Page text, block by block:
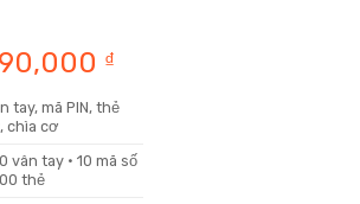
₫.
₫Giá
tại
là:
6,690,000 ₫.
tay, mã PIN, thẻ
chìa cơ
vân tay · 10 mã số
thẻ